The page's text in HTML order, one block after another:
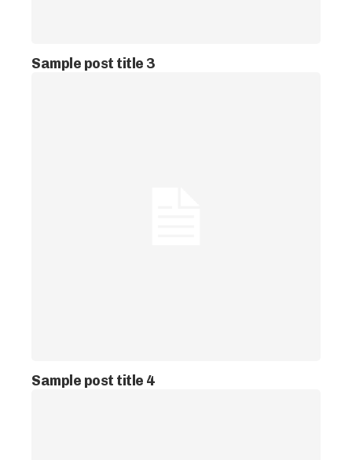
Sample post title 3
Sample post title 4